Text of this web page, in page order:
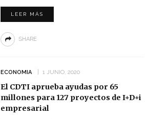
LEER MÁS
SHARE
ECONOMIA 1 JUNIO, 2020
El CDTI aprueba ayudas por 65
millones para 127 proyectos de I+D+i
empresarial